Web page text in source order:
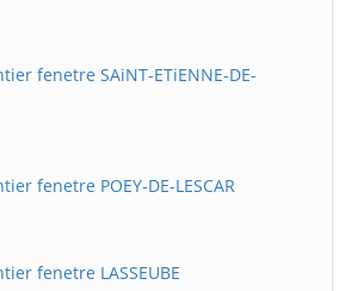
fenetre SAiNT-ETiENNE-DE-
fenetre POEY-DE-LESCAR
fenetre LASSEUBE